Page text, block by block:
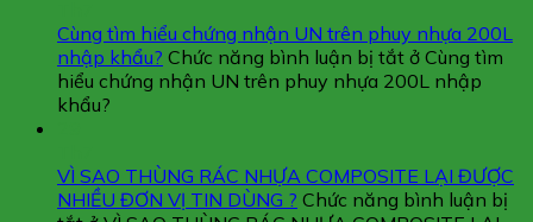
Cùng tìm hiểu chứng nhận UN trên phuy nhựa 200L
nhập khẩu? Chức năng bình luận bị tắt ở Cùng tìm
hiểu chứng nhận UN trên phuy nhựa 200L nhập
khẩu?
VÌ SAO THÙNG RÁC NHỰA COMPOSITE LẠI ĐƯỢC
NHIỀU ĐƠN VỊ TIN DÙNG ? Chức năng bình luận bị